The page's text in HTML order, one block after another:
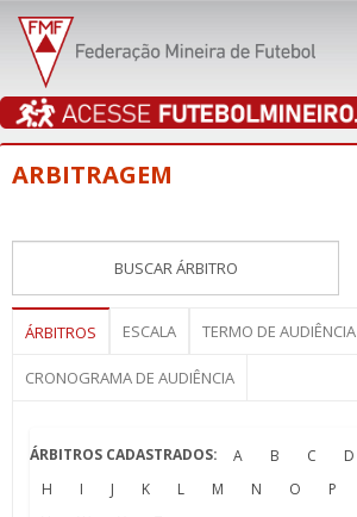
ARBITRAGEM
ÁRBITROS ESCALA TERMO DE AUDIÊNCIA
CRONOGRAMA DE AUDIÊNCIA
ÁRBITROS CADASTRADOS: A B C D
H
I J K L M N O P